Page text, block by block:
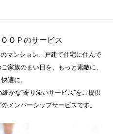
ＯＰのサービス
マンション、戸建て住宅に住んで
家族のまい日を、もっと素敵に、
適に、
かな“寄り添いサービス”をご提供
メンバーシップサービスです。